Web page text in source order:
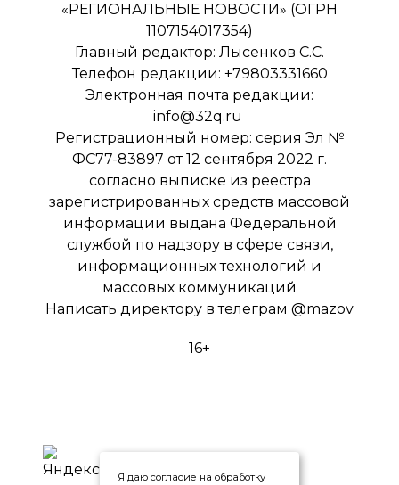
«РЕГИОНАЛЬНЫЕ НОВОСТИ» (ОГРН
1107154017354)
Главный редактор: Лысенков С.С.
Телефон редакции: +79803331660
Электронная почта редакции:
info@32q.ru
Регистрационный номер: серия Эл №
ФС77-83897 от 12 сентября 2022 г.
согласно выписке из реестра
зарегистрированных средств массовой
информации выдана Федеральной
службой по надзору в сфере связи,
информационных технологий и
массовых коммуникаций
Написать директору в телеграм @mazov
16+
Я даю согласие на обработку